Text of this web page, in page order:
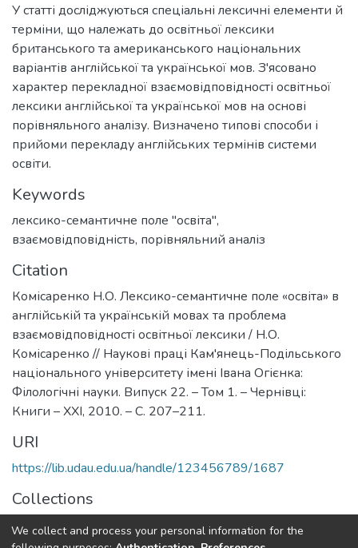
У статті досліджуються спеціальні лексичні елементи й
терміни, що належать до освітньої лексики
британського та американського національних
варіантів англійської та української мов. З'ясовано
характер перекладної взаємовідповідності освітньої
лексики англійської та української мов на основі
порівняльного аналізу. Визначено типові способи і
прийоми перекладу англійських термінів системи
освіти.
Keywords
лексико-семантичне поле "освіта",
взаємовідповідність, порівняльний аналіз
Citation
Комісаренко Н.О. Лексико-семантичне поле «освіта» в
англійській та українській мовах та проблема
взаємовідповідності освітньої лексики / Н.О.
Комісаренко // Наукові праці Кам'янець-Подільського
національного університету імені Івана Огієнка:
Філологічні науки. Випуск 22. – Том 1. – Чернівці:
Книги – ХХІ, 2010. – С. 207–211.
URI
https://lib.udau.edu.ua/handle/123456789/1687
Collections
Кафедра української та іноземних мов
We collect and process your personal information for the